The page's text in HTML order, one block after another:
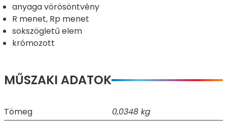
anyaga vörösöntvény
R menet, Rp menet
sokszögletű elem
krómozott
MŰSZAKI ADATOK
Tömeg
0,0348 kg